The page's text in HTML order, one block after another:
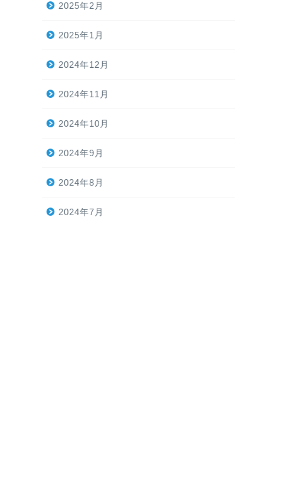
2025年2月
2025年1月
2024年12月
2024年11月
2024年10月
2024年9月
2024年8月
2024年7月